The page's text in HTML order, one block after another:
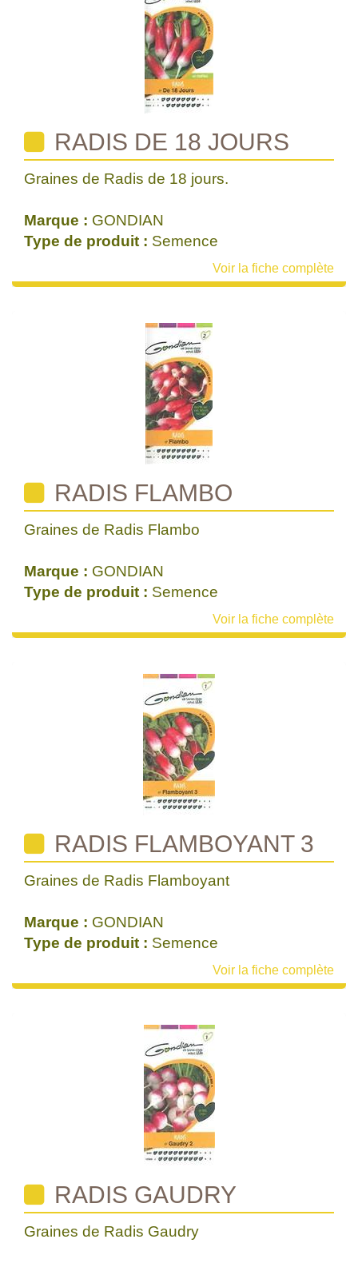
RADIS DE 18 JOURS
Graines de Radis de 18 jours.
Marque : GONDIAN
Type de produit : Semence
Voir la fiche complète
RADIS FLAMBO
Graines de Radis Flambo
Marque : GONDIAN
Type de produit : Semence
Voir la fiche complète
RADIS FLAMBOYANT 3
Graines de Radis Flamboyant
Marque : GONDIAN
Type de produit : Semence
Voir la fiche complète
RADIS GAUDRY
Graines de Radis Gaudry